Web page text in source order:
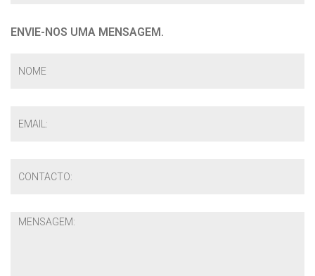
ENVIE-NOS UMA MENSAGEM.